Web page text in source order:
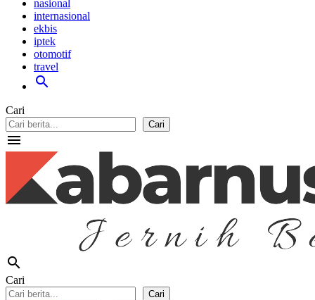
nasional
internasional
ekbis
iptek
otomotif
travel
search
Cari
Cari
menu
search
Cari
Cari